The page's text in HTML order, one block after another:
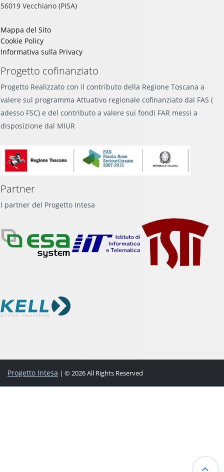
56019 Vecchiano (PISA)
Mappa del Sito
Cookie Policy
Informativa sulla Privacy
Progetto cofinanziato
Progetto Realizzato con il contributo della Regione Toscana a
valere sul programma Attuativo regionale cofinanziato dal FAS (
adesso FSC) e del contributo a valere sui fondi FAR messi a
disposizione dal MIUR
Partner
I partner del Progetto Intesa
Progetto Intesa | © 2026 All Rights Reserved